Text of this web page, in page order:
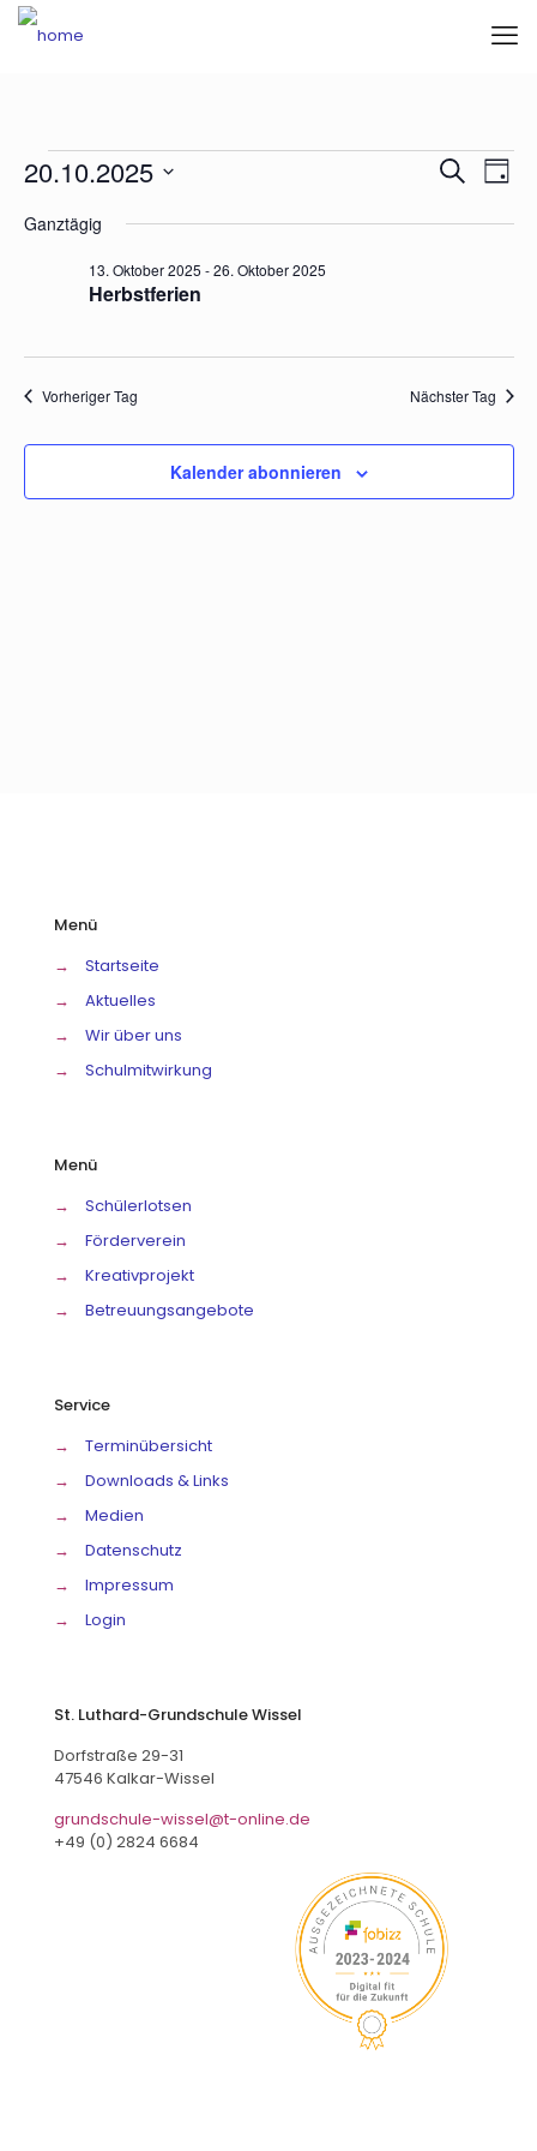
Veranstaltungen
für
20.
Oktober
2025
SucheTag
20.10.2025
wählen.
Ganztägig
Herbstferien
13. Oktober 2025 -26. Oktober 2025
Vorheriger Tag Nächster Tag
Kalender abonnieren
Menü
→
Startseite
→
Aktuelles
→
Wir über uns
→
Schulmitwirkung
Menü
→
Schülerlotsen
→
Förderverein
→
Kreativprojekt
→
Betreuungsangebote
Service
→
Terminübersicht
→
Downloads & Links
→
Medien
→
Datenschutz
→
Impressum
→
Login
St. Luthard-Grundschule Wissel
Dorfstraße 29-31
47546 Kalkar-Wissel
grundschule-wissel@t-online.de
+49 (0) 2824 6684